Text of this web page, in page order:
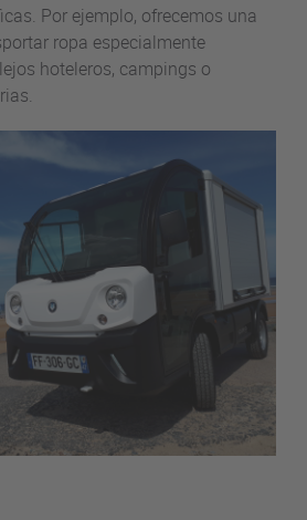
Por ejemplo, ofrecemos una
ropa especialmente
hoteleros, campings o